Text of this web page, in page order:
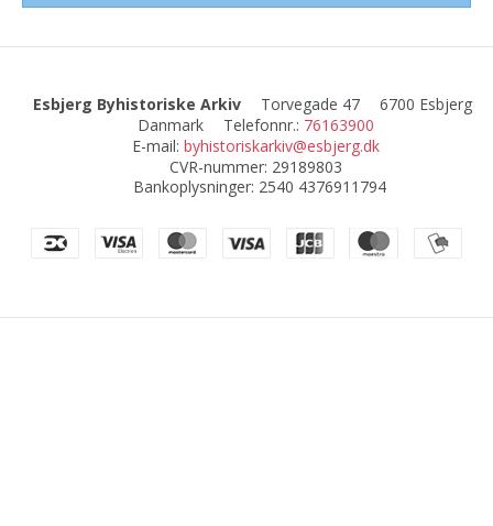
Esbjerg Byhistoriske Arkiv Torvegade 47
6700 Esbjerg
Danmark
Telefonnr.: 76163900
E-mail: byhistoriskarkiv@esbjerg.dk
CVR-nummer: 29189803
Bankoplysninger: 2540 4376911794